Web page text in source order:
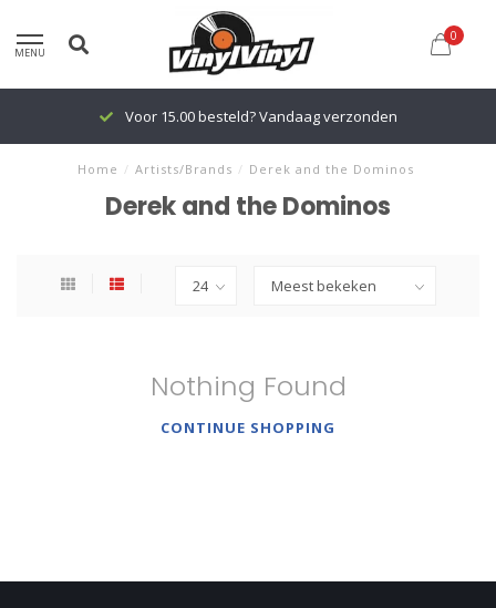
MENU
0
Voor 15.00 besteld? Vandaag verzonden
Home / Artists/Brands / Derek and the Dominos
Derek and the Dominos
Nothing Found
CONTINUE SHOPPING